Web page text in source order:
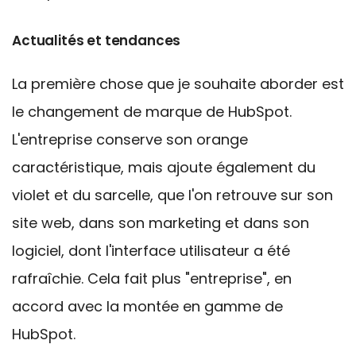
Actualités et tendances
La première chose que je souhaite aborder est
le changement de marque de HubSpot.
L'entreprise conserve son orange
caractéristique, mais ajoute également du
violet et du sarcelle, que l'on retrouve sur son
site web, dans son marketing et dans son
logiciel, dont l'interface utilisateur a été
rafraîchie. Cela fait plus "entreprise", en
accord avec la montée en gamme de
HubSpot.